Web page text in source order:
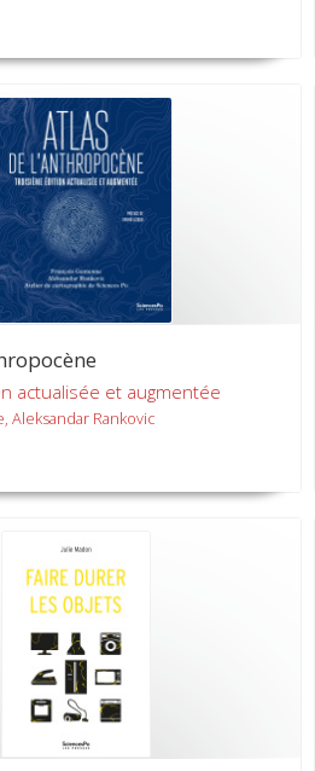
actualisée et augmentée
Aleksandar Rankovic